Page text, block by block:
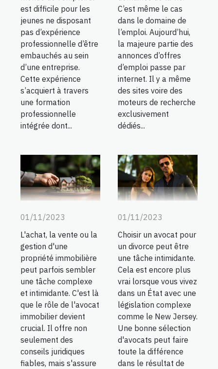
est difficile pour les
jeunes ne disposant
pas d’expérience
professionnelle d’être
embauchés au sein
d’une entreprise.
Cette expérience
s’acquiert à travers
une formation
professionnelle
intégrée dont...
C’est même le cas
dans le domaine de
l’emploi. Aujourd’hui,
la majeure partie des
annonces d’offres
d’emploi passe par
internet. Il y a même
des sites voire des
moteurs de recherche
exclusivement
dédiés...
01/11/2023
L'achat, la vente ou la
gestion d'une
propriété immobilière
peut parfois sembler
une tâche complexe
et intimidante. C'est là
que le rôle de l'avocat
immobilier devient
crucial. Il offre non
seulement des
conseils juridiques
fiables, mais s'assure
01/11/2023
Choisir un avocat pour
un divorce peut être
une tâche intimidante.
Cela est encore plus
vrai lorsque vous vivez
dans un État avec une
législation complexe
comme le New Jersey.
Une bonne sélection
d'avocats peut faire
toute la différence
dans le résultat de